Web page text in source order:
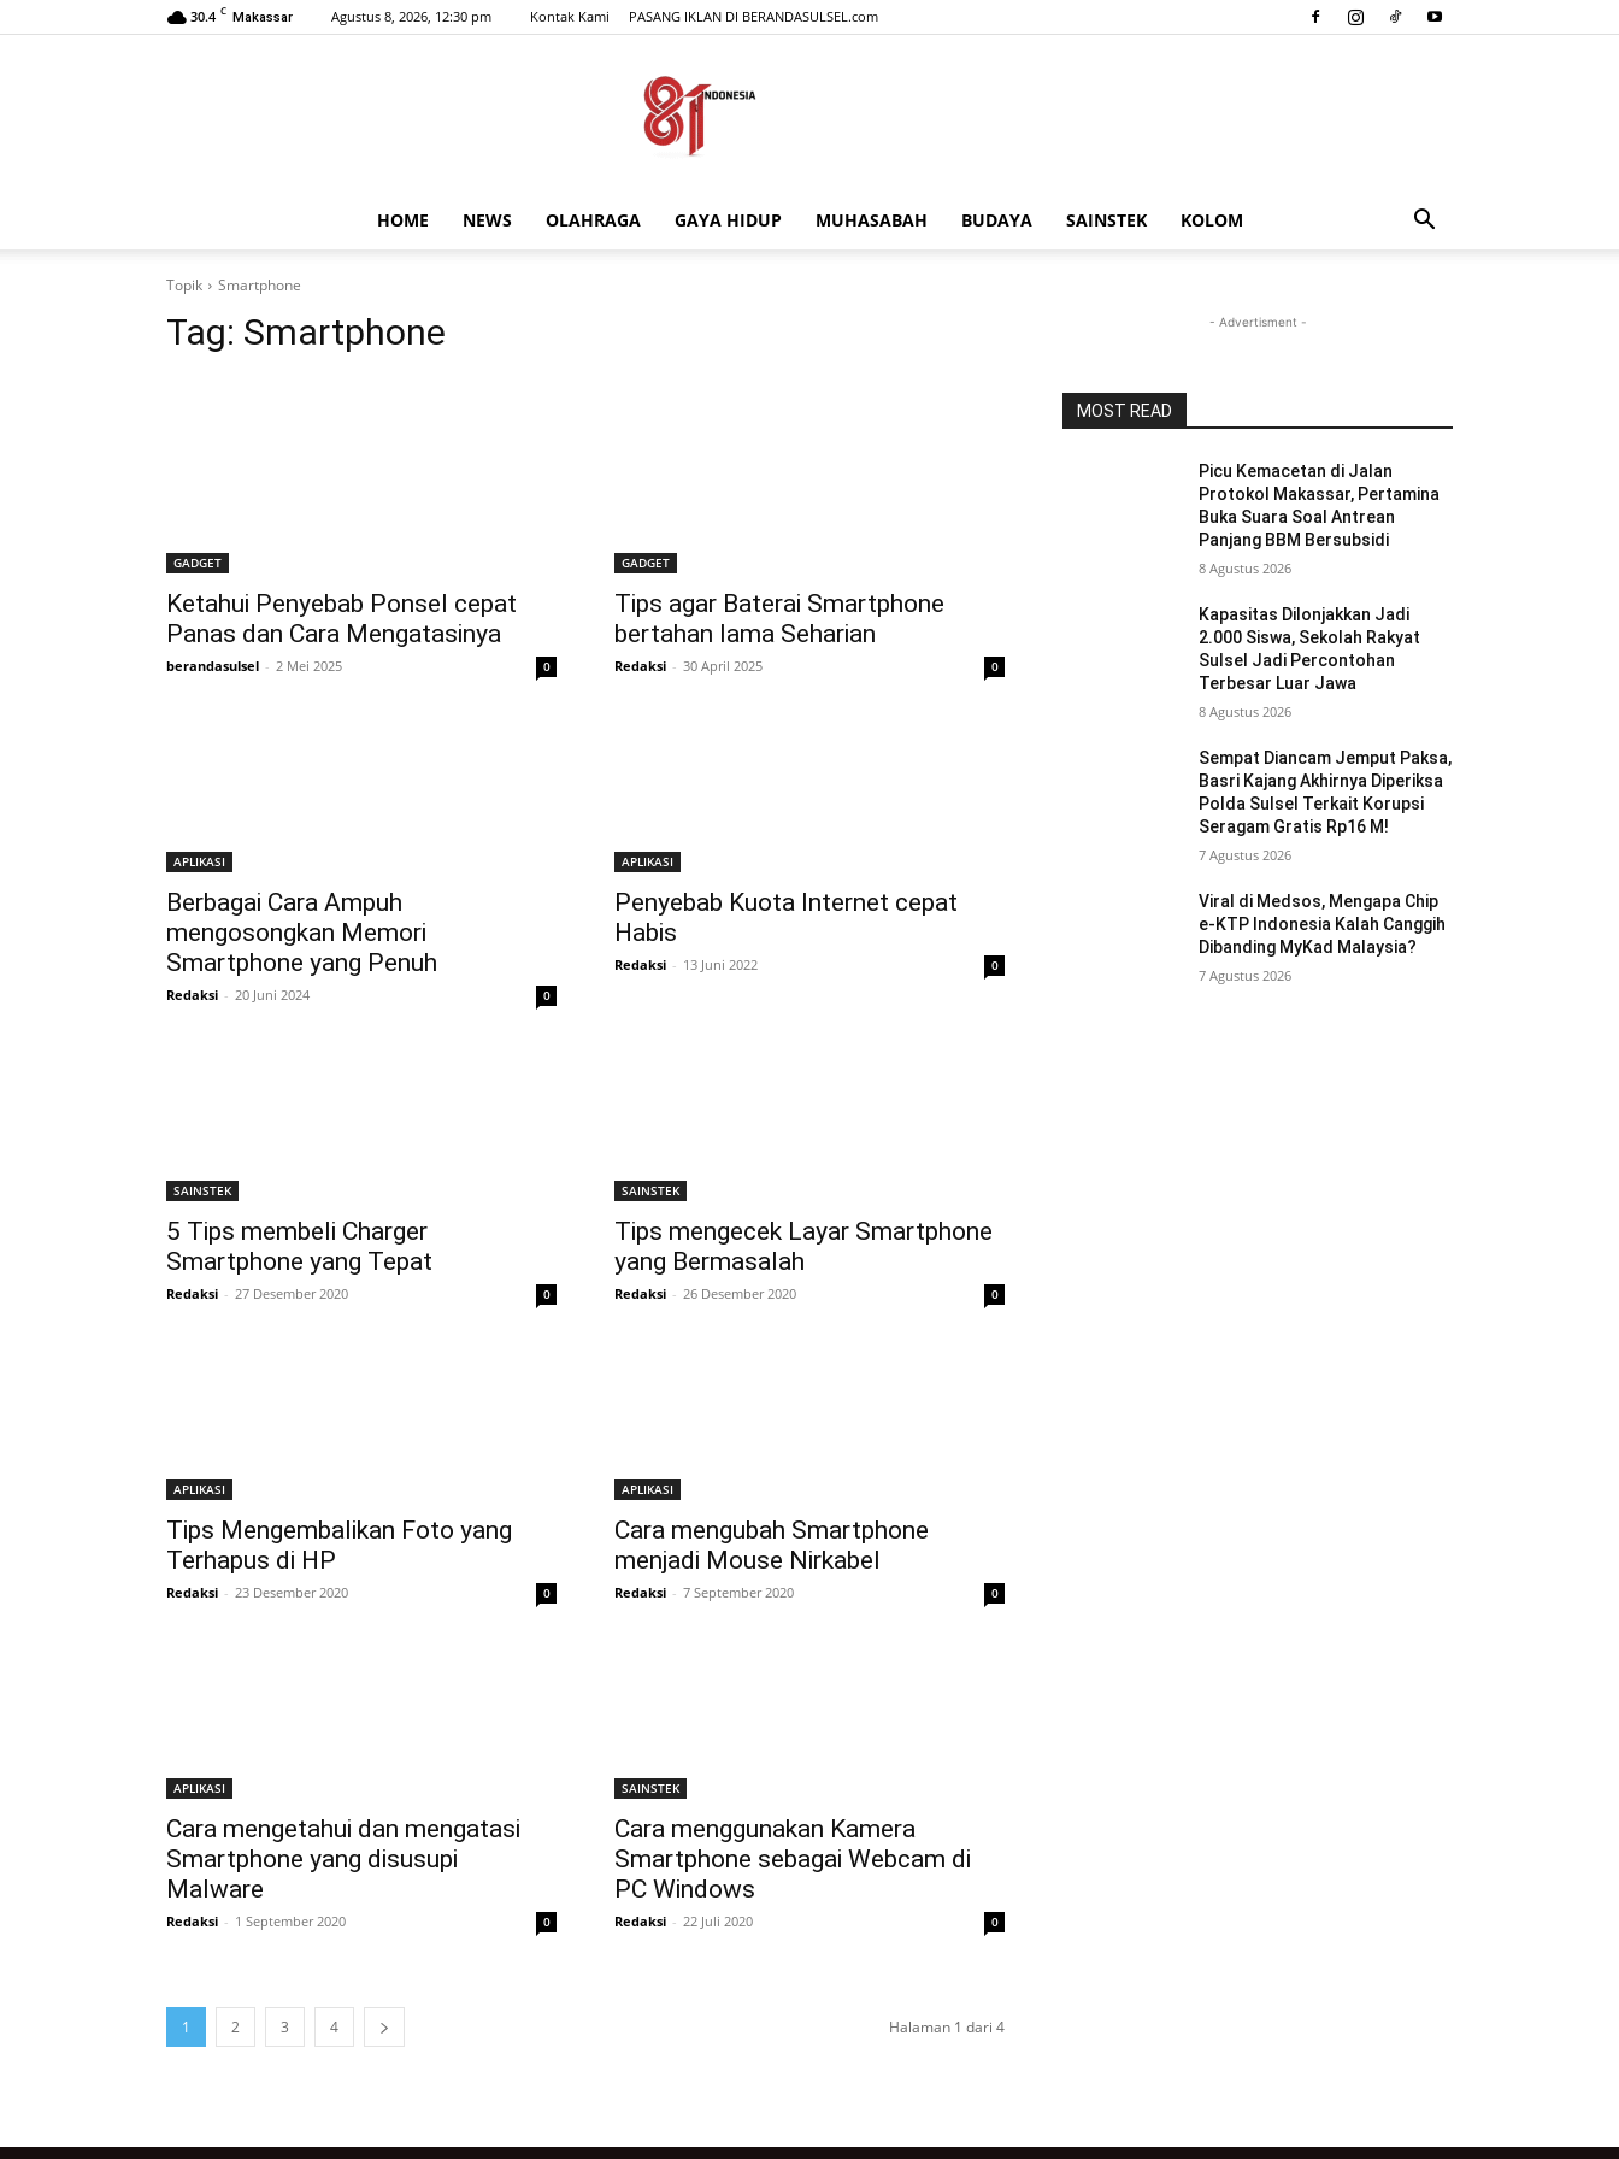
30.4 C Makassar Agustus 8, 2026, 12:30 pm Kontak Kami PASANG IKLAN DI BERANDASULSEL.com
HOME NEWS OLAHRAGA GAYA HIDUP MUHASABAH BUDAYA SAINSTEK KOLOM
Topik Smartphone
Tag: Smartphone
GADGET
Ketahui Penyebab Ponsel cepat
Panas dan Cara Mengatasinya
berandasulsel - 2 Mei 2025 0
GADGET
Tips agar Baterai Smartphone
bertahan lama Seharian
Redaksi - 30 April 2025 0
APLIKASI
Berbagai Cara Ampuh
mengosongkan Memori
Smartphone yang Penuh
Redaksi - 20 Juni 2024 0
APLIKASI
Penyebab Kuota Internet cepat
Habis
Redaksi - 13 Juni 2022 0
SAINSTEK
5 Tips membeli Charger
Smartphone yang Tepat
Redaksi - 27 Desember 2020 0
SAINSTEK
Tips mengecek Layar Smartphone
yang Bermasalah
Redaksi - 26 Desember 2020 0
APLIKASI
Tips Mengembalikan Foto yang
Terhapus di HP
Redaksi - 23 Desember 2020 0
APLIKASI
Cara mengubah Smartphone
menjadi Mouse Nirkabel
Redaksi - 7 September 2020 0
APLIKASI
Cara mengetahui dan mengatasi
Smartphone yang disusupi
Malware
Redaksi - 1 September 2020 0
SAINSTEK
Cara menggunakan Kamera
Smartphone sebagai Webcam di
PC Windows
Redaksi - 22 Juli 2020 0
1 2 3 4 Halaman 1 dari 4
- Advertisment -
MOST READ
Picu Kemacetan di Jalan
Protokol Makassar, Pertamina
Buka Suara Soal Antrean
Panjang BBM Bersubsidi
8 Agustus 2026
Kapasitas Dilonjakkan Jadi
2.000 Siswa, Sekolah Rakyat
Sulsel Jadi Percontohan
Terbesar Luar Jawa
8 Agustus 2026
Sempat Diancam Jemput Paksa,
Basri Kajang Akhirnya Diperiksa
Polda Sulsel Terkait Korupsi
Seragam Gratis Rp16 M!
7 Agustus 2026
Viral di Medsos, Mengapa Chip
e-KTP Indonesia Kalah Canggih
Dibanding MyKad Malaysia?
7 Agustus 2026